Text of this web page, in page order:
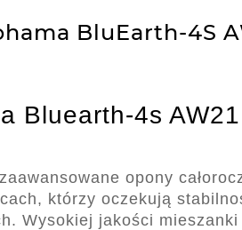
BluEarth-4S
Bluearth-4s AW21
opony
którzy oczekują
Wysokiej jakości